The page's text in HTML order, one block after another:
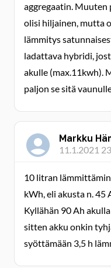
aggregaatin.
olisi hiljainen, mutta
lämmitys
ladattava hybridi,
akulle (max.11kwh).
paljon se sitä
Markku
11.1.2021
10 litran
kWh, eli akusta n. 45
Kyllähän 90 Ah
sitten akku onkin
syöttämään 3,5 h